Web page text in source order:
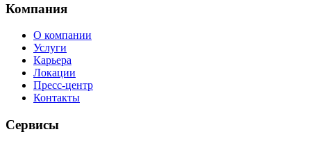
Компания
О компании
Услуги
Карьера
Локации
Пресс-центр
Контакты
Сервисы